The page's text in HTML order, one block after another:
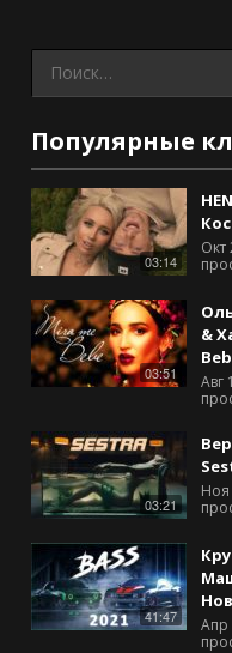
Найти:
Популярные
03:14
Окт
03:51
&
Авг
03:21
Ноя
41:47 Апр